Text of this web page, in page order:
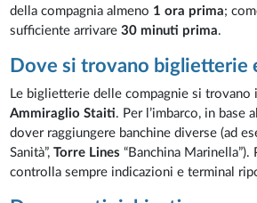
della compagnia almeno 1 ora prima;
sufficiente arrivare30 minuti prima.
Dove si trovano biglietterie
Le biglietterie delle compagnie si trovano
Ammiraglio Staiti. Per l’imbarco, in base
dover raggiungere banchine diverse (ad
Sanità”,Torre Lines “Banchina Marinella”).
controlla sempre indicazioni e terminal